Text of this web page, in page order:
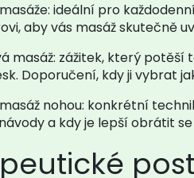
ideální pro
aby vás masáž skutečně
masáž: zážitek, který
Doporučení, kdy ji vybrat
nohou: konkrétní
a kdy je lepší obrátit